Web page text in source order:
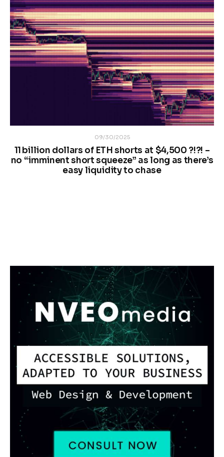
09/30/2025
11 billion dollars of ETH shorts at $4,500 ?!?! –
no “imminent short squeeze” as long as there’s
easy liquidity to chase